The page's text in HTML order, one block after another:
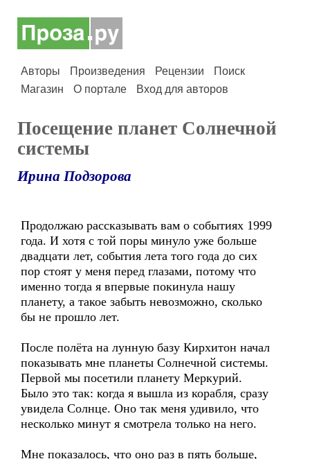
Авторы Произведения Рецензии
Поиск
Магазин
О портале Вход для авторов
Посещение планет Солнечной
системы
Ирина Подзорова
Продолжаю рассказывать вам о событиях 1999
года. И хотя с той поры минуло уже больше
двадцати лет, события лета того года до сих
пор стоят у меня перед глазами, потому что
именно тогда я впервые покинула нашу
планету, а такое забыть невозможно, сколько
бы не прошло лет.
После полёта на лунную базу Кирхитон начал
показывать мне планеты Солнечной системы.
Первой мы посетили планету Меркурий.
Было это так: когда я вышла из корабля, сразу
увидела Солнце. Оно так меня удивило, что
несколько минут я смотрела только на него.
Мне показалось, что оно раз в пять больше,